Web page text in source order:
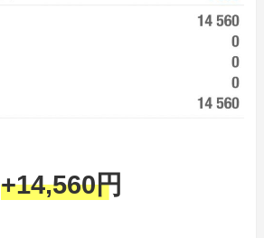
+14,560円